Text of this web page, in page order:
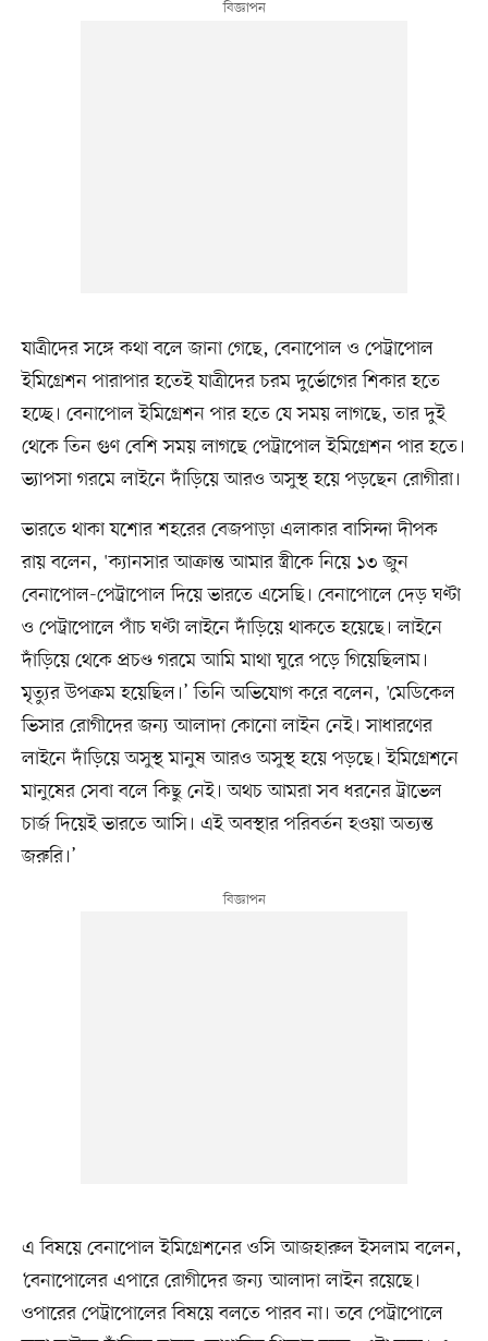
যাত্রীদের সঙ্গে কথা বলে জানা গেছে, বেনাপোল ও পেট্রাপোল
ইমিগ্রেশন পারাপার হতেই যাত্রীদের চরম দুর্ভোগের শিকার হতে
হচ্ছে। বেনাপোল ইমিগ্রেশন পার হতে যে সময় লাগছে, তার দুই
থেকে তিন গুণ বেশি সময় লাগছে পেট্রাপোল ইমিগ্রেশন পার হতে।
ভ্যাপসা গরমে লাইনে দাঁড়িয়ে আরও অসুস্থ হয়ে পড়ছেন রোগীরা।
ভারতে থাকা যশোর শহরের বেজপাড়া এলাকার বাসিন্দা দীপক
রায় বলেন, 'ক্যানসার আক্রান্ত আমার স্ত্রীকে নিয়ে ১৩ জুন
বেনাপোল-পেট্রাপোল দিয়ে ভারতে এসেছি। বেনাপোলে দেড় ঘণ্টা
ও পেট্রাপোলে পাঁচ ঘণ্টা লাইনে দাঁড়িয়ে থাকতে হয়েছে। লাইনে
দাঁড়িয়ে থেকে প্রচণ্ড গরমে আমি মাথা ঘুরে পড়ে গিয়েছিলাম।
মৃত্যুর উপক্রম হয়েছিল।’ তিনি অভিযোগ করে বলেন, 'মেডিকেল
ভিসার রোগীদের জন্য আলাদা কোনো লাইন নেই। সাধারণের
লাইনে দাঁড়িয়ে অসুস্থ মানুষ আরও অসুস্থ হয়ে পড়ছে। ইমিগ্রেশনে
মানুষের সেবা বলে কিছু নেই। অথচ আমরা সব ধরনের ট্রাভেল
চার্জ দিয়েই ভারতে আসি। এই অবস্থার পরিবর্তন হওয়া অত্যন্ত
জরুরি।’
এ বিষয়ে বেনাপোল ইমিগ্রেশনের ওসি আজহারুল ইসলাম বলেন,
‘বেনাপোলের এপারে রোগীদের জন্য আলাদা লাইন রয়েছে।
ওপারের পেট্রাপোলের বিষয়ে বলতে পারব না। তবে পেট্রাপোলে